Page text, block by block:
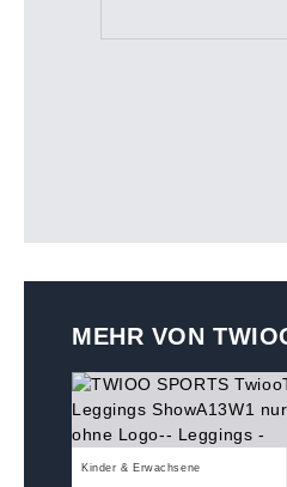
MEHR VON
Kinder & Erwachsene